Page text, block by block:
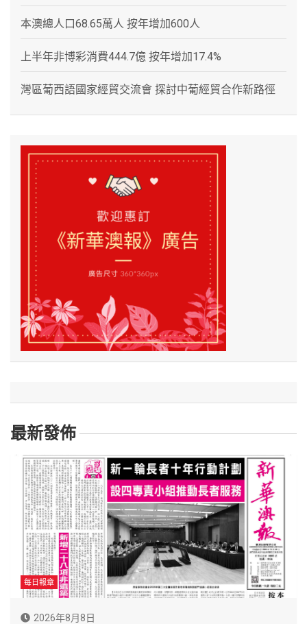
本澳總人口68.65萬人 按年增加600人
上半年非博彩消費444.7億 按年增加17.4%
灣區葡西語國家經貿交流會 探討中葡經貿合作新路徑
最新發佈
每日報章
2026年8月8日